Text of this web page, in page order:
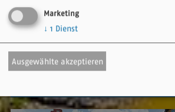
Marketing
↓ 1 Dienst
Ausgewählte akzeptieren